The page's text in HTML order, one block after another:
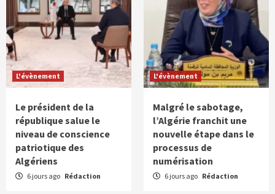
L'évènement
Le président de la
république salue le
niveau de conscience
patriotique des
Algériens
6 jours ago Rédaction
L'évènement
Malgré le sabotage,
l’Algérie franchit une
nouvelle étape dans le
processus de
numérisation
6 jours ago Rédaction